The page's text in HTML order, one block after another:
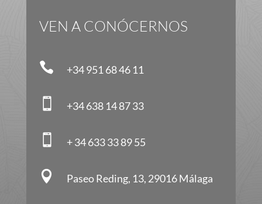
VEN A CONÓCERNOS
 +34 951 68 46 11
 +34 638 14 87 33
 + 34 633 33 89 55
 Paseo Reding, 13, 29016 Málaga